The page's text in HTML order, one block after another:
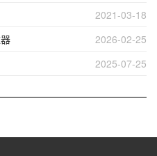
2021-03-18
2026-02-25
2025-07-25